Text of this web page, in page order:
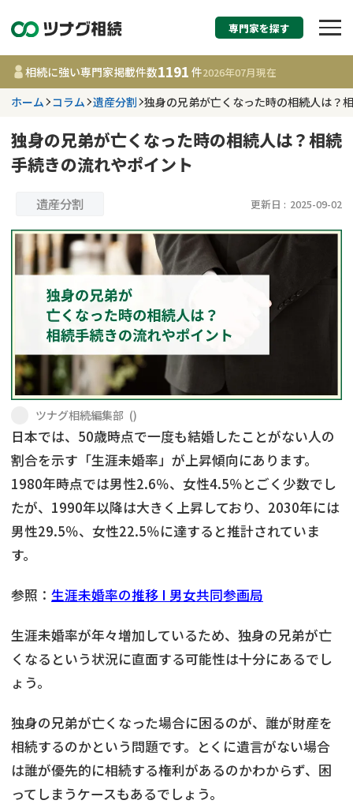
相続税申告・相続手
す
都道府県を選択
事務所
相談内容で探す
遺言書作成・遺言執行
相続登記
遺留分侵害額請求
相続手続き
家族信託
贈与税
相続人調査
産)
費用相場
コラム
相続手続き
遺言
遺産分割
不動産の相続
相続登記
専門家を探す
相続に強い専門家掲載件数1191 件2026年07月現在
ホーム コラム 遺産分割 独身の兄弟が亡くなった時の相続人は？
独身の兄弟が亡くなった時の相続人は？相続
手続きの流れやポイント
遺産分割 更新日 : 2025-09-02
ツナグ相続編集部 ()
日本では、50歳時点で一度も結婚したことがない人の
割合を示す「生涯未婚率」が上昇傾向にあります。
1980年時点では男性2.6％、女性4.5％とごく少数でし
たが、1990年以降は大きく上昇しており、2030年には
男性29.5％、女性22.5％に達すると推計されていま
す。
参照： 生涯未婚率の推移 I 男女共同参画局
生涯未婚率が年々増加しているため、独身の兄弟が亡
くなるという状況に直面する可能性は十分にあるでし
ょう。
独身の兄弟が亡くなった場合に困るのが、誰が財産を
相続するのかという問題です。とくに遺言がない場合
は誰が優先的に相続する権利があるのかわからず、困
ってしまうケースもあるでしょう。